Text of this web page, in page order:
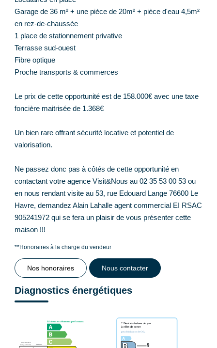
Garage de 36 m² + une pièce de 20m² + pièce d'eau 4,5m²
en rez-de-chaussée
1 place de stationnement privative
Terrasse sud-ouest
Fibre optique
Proche transports & commerces
Le prix de cette opportunité est de 158.000€ avec une taxe
foncière maitrisée de 1.368€
Un bien rare offrant sécurité locative et potentiel de
valorisation.
Ne passez donc pas à côtés de cette opportunité en
contactant votre agence Visit&Nous au 02 35 53 00 53 ou
en nous rendant visite au 53, rue Edouard Lange 76600 Le
Havre, demandez Alain Lahalle agent commercial EI RSAC
905241972 qui se fera un plaisir de vous présenter cette
maison !!!
**Honoraires à la charge du vendeur
Nos honoraires Nous contacter
Diagnostics énergétiques